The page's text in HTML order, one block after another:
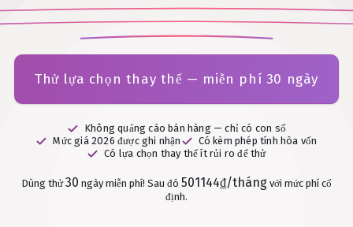
Thử lựa chọn thay thế — miễn phí 30 ngày
Không quảng cáo bán hàng — chỉ có con số
Mức giá 2026 được ghi nhận
Có kèm phép tính hòa vốn
Có lựa chọn thay thế ít rủi ro để thử
Dùng thử30 ngày miễn phí! Sau đó 501144₫/tháng với mức phí cố
định.